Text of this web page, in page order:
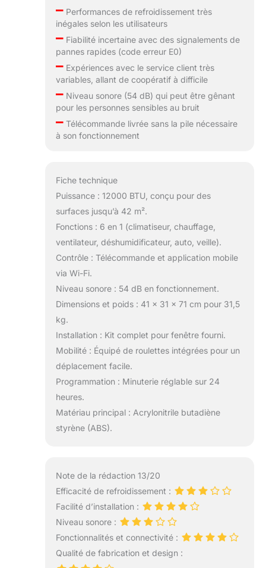
–Performances de refroidissement très
inégales selon les utilisateurs
–Fiabilité incertaine avec des signalements de
pannes rapides (code erreur E0)
–Expériences avec le service client très
variables, allant de coopératif à difficile
–Niveau sonore (54 dB) qui peut être gênant
pour les personnes sensibles au bruit
–Télécommande livrée sans la pile nécessaire
à son fonctionnement
Fiche technique
Puissance : 12000 BTU, conçu pour des
surfaces jusqu’à 42 m².
Fonctions : 6 en 1 (climatiseur, chauffage,
ventilateur, déshumidificateur, auto, veille).
Contrôle : Télécommande et application mobile
via Wi-Fi.
Niveau sonore : 54 dB en fonctionnement.
Dimensions et poids : 41 x 31 x 71 cm pour 31,5
kg.
Installation : Kit complet pour fenêtre fourni.
Mobilité : Équipé de roulettes intégrées pour un
déplacement facile.
Programmation : Minuterie réglable sur 24
heures.
Matériau principal : Acrylonitrile butadiène
styrène (ABS).
Note de la rédaction 13/20
Efficacité de refroidissement :
Facilité d’installation :
Niveau sonore :
Fonctionnalités et connectivité :
Qualité de fabrication et design :